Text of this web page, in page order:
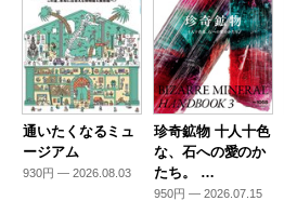
通いたくなるミュ
ージアム
930円 — 2026.08.03
珍奇鉱物 十人十色
な、石への愛のか
たち。 …
950円 — 2026.07.15